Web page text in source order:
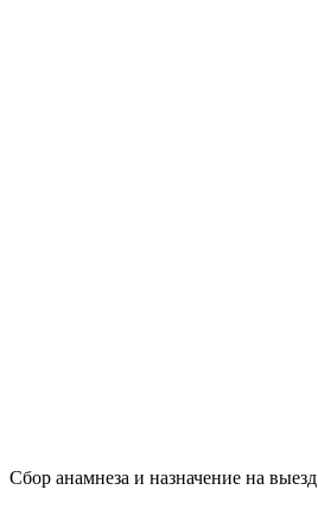
Сбор анамнеза и назначение на выезд